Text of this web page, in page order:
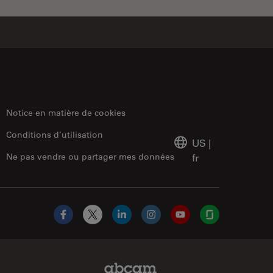
Notice en matière de cookies
Ne pas vendre ou partager mes données
Conditions d’utilisation
US |
fr
Facebook
X LinkedInInstagramYouTubeGlassdoor